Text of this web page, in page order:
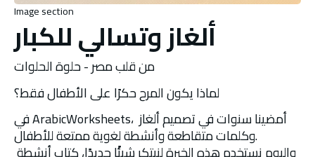
Image section
ألغاز وتسالي للكبار
من قلب مصر - حلوة الحلوات
في ArabicWorksheets، أمضينا سنوات في تصميم ألغاز
وكلمات متقاطعة وأنشطة لغوية ممتعة للأطفال.